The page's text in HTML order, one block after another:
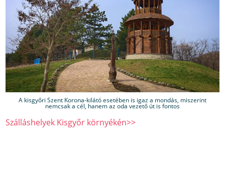
A kisgyőri Szent Korona-kilátó esetében is igaz a mondás, miszerint
nemcsak a cél, hanem az oda vezető út is fontos
Szálláshelyek Kisgyőr környékén>>